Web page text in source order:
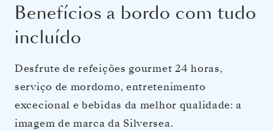
Benefícios a bordo com tudo
incluído
Desfrute de refeições gourmet 24 horas,
serviço de mordomo, entretenimento
excecional e bebidas da melhor qualidade: a
imagem de marca da Silversea.